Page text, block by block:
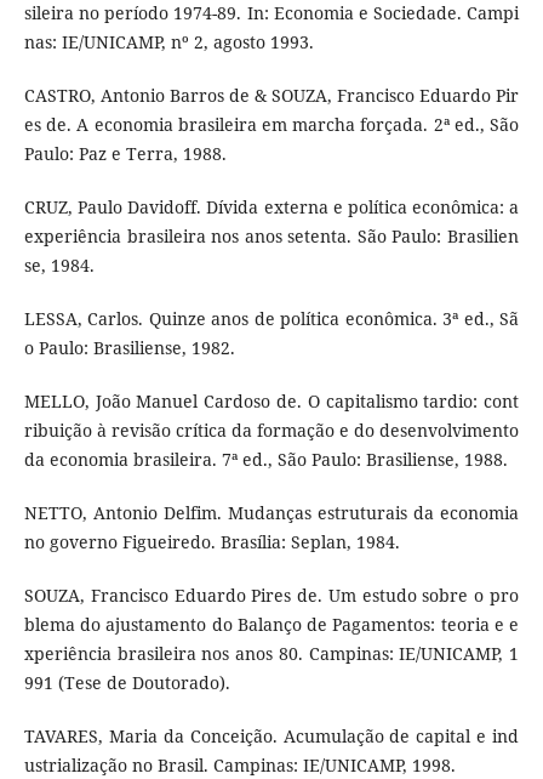
sileira no período 1974-89. In: Economia e Sociedade. Campi
nas: IE/UNICAMP, nº 2, agosto 1993.
CASTRO, Antonio Barros de & SOUZA, Francisco Eduardo Pir
es de. A economia brasileira em marcha forçada. 2ª ed., São
Paulo: Paz e Terra, 1988.
CRUZ, Paulo Davidoff. Dívida externa e política econômica: a
experiência brasileira nos anos setenta. São Paulo: Brasilien
se, 1984.
LESSA, Carlos. Quinze anos de política econômica. 3ª ed., Sã
o Paulo: Brasiliense, 1982.
MELLO, João Manuel Cardoso de. O capitalismo tardio: cont
ribuição à revisão crítica da formação e do desenvolvimento
da economia brasileira. 7ª ed., São Paulo: Brasiliense, 1988.
NETTO, Antonio Delfim. Mudanças estruturais da economia
no governo Figueiredo. Brasília: Seplan, 1984.
SOUZA, Francisco Eduardo Pires de. Um estudo sobre o pro
blema do ajustamento do Balanço de Pagamentos: teoria e e
xperiência brasileira nos anos 80. Campinas: IE/UNICAMP, 1
991 (Tese de Doutorado).
TAVARES, Maria da Conceição. Acumulação de capital e ind
ustrialização no Brasil. Campinas: IE/UNICAMP, 1998.